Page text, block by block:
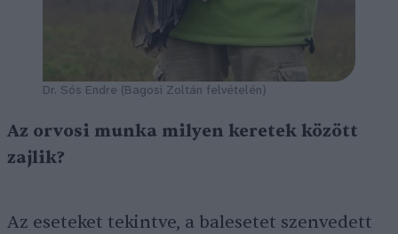
Dr. Sós Endre (Bagosi Zoltán felvételén)
Az orvosi munka milyen keretek között
zajlik?
Az eseteket tekintve, a balesetet szenvedett